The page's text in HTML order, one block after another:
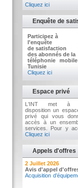
Cliquez ici
Enquête de
Participez à
l'enquête
de satisfaction
des abonnés de la
téléphonie
Tunisie
Cliquez ici
Espace privé
L'INT met à
disposition un
privé qui vous
accès à un
services. Pour y
Cliquez ici
Appels d'offres
7 Août 2026
Résultat de vente
pli fermé n°01/2026
2 Juillet 2026
Avis d'appel
Acquisition